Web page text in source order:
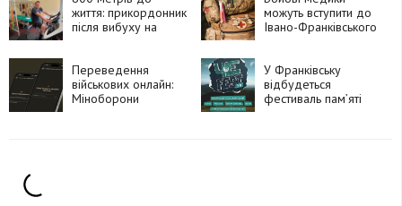
життя: прикордонник
після вибуху на
можуть вступити до
Івано-Франківського
Переведення
військових онлайн:
Міноборони
У Франківську
відбудеться
фестиваль пам’яті